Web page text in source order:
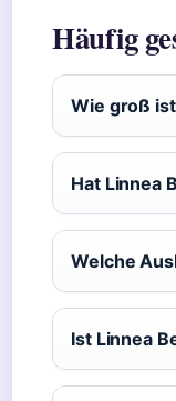
Häufig
Wie groß
Hat Linnea
Welche
Ist Linnea